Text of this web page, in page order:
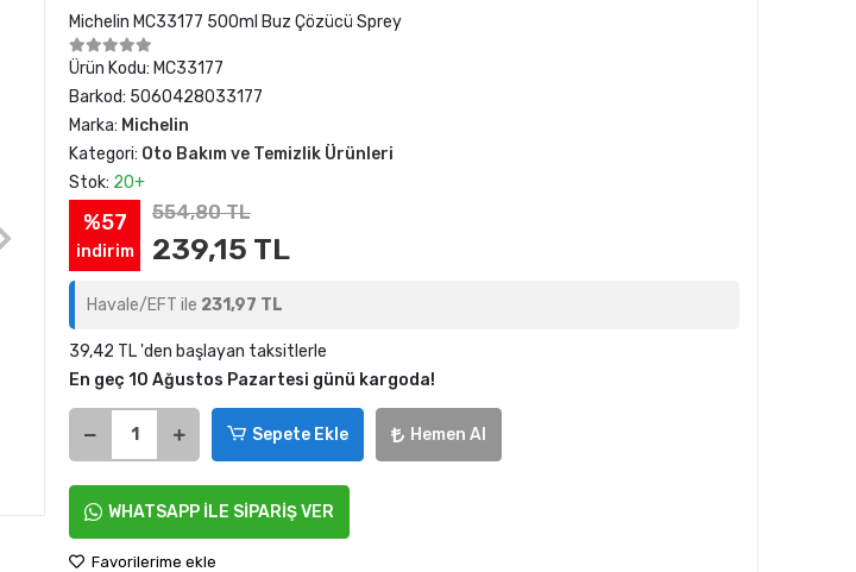
Michelin MC33177 500ml Buz Çözücü Sprey
Ürün Kodu: MC33177
Barkod: 5060428033177
Marka: Michelin
Kategori: Oto Bakım ve Temizlik Ürünleri
Stok: 20+
%57
indirim
554,80 TL
239,15 TL
Havale/EFT ile 231,97 TL
39,42 TL 'den başlayan taksitlerle
En geç 10 Ağustos Pazartesi günü kargoda!
Sepete Ekle Hemen Al
WHATSAPP İLE SİPARİŞ VER
Favorilerime ekle